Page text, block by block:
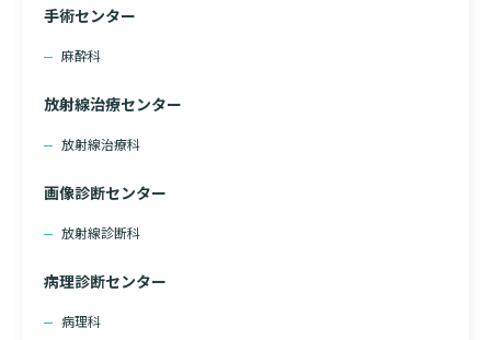
手術センター
麻酔科
放射線治療センター
放射線治療科
画像診断センター
放射線診断科
病理診断センター
病理科